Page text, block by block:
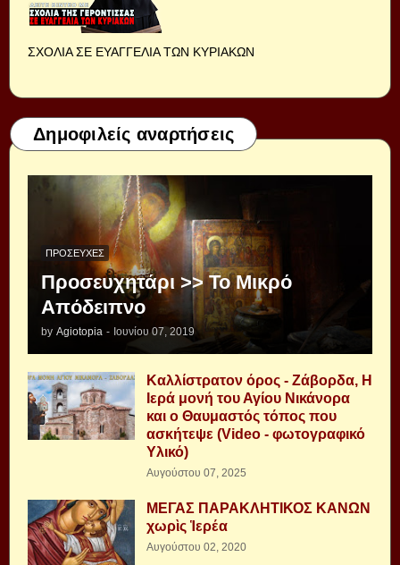
ΣΧΟΛΙΑ ΣΕ ΕΥΑΓΓΕΛΙΑ ΤΩΝ ΚΥΡΙΑΚΩΝ
Δημοφιλείς αναρτήσεις
ΠΡΟΣΕΥΧΈΣ
Προσευχητάρι >> Το Μικρό
Απόδειπνο
by Agiotopia - Ιουνίου 07, 2019
Καλλίστρατον όρος - Ζάβορδα, Η
Ιερά μονή του Αγίου Νικάνορα
και ο Θαυμαστός τόπος που
ασκήτεψε (Video - φωτογραφικό
Υλικό)
Αυγούστου 07, 2025
ΜΕΓΑΣ ΠΑΡΑΚΛΗΤΙΚΟΣ ΚΑΝΩΝ
χωρὶς Ἱερέα
Αυγούστου 02, 2020